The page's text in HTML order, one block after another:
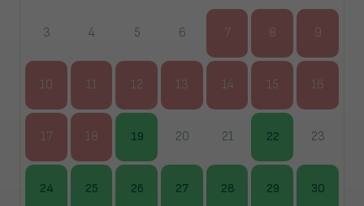
3 4 5 6 7 8 9
10 11 12 13 14 15 16
17 18 19 20 21 22 23
24 25 26 27 28 29 30